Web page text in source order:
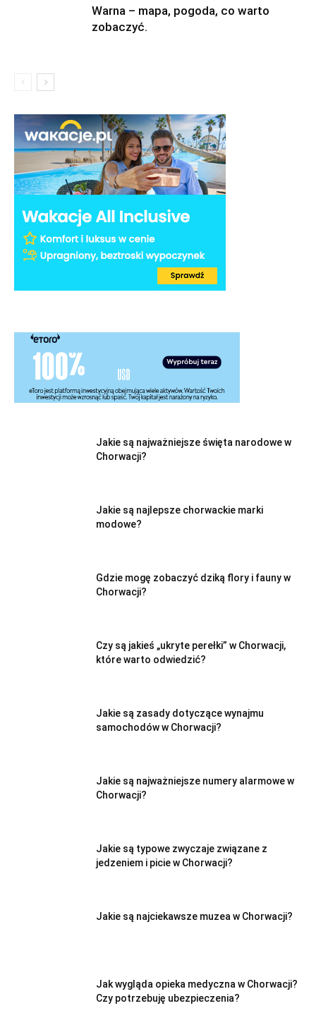
Warna – mapa, pogoda, co warto
zobaczyć.
Jakie są najważniejsze święta narodowe w
Chorwacji?
Jakie są najlepsze chorwackie marki
modowe?
Gdzie mogę zobaczyć dziką flory i fauny w
Chorwacji?
Czy są jakieś „ukryte perełki” w Chorwacji,
które warto odwiedzić?
Jakie są zasady dotyczące wynajmu
samochodów w Chorwacji?
Jakie są najważniejsze numery alarmowe w
Chorwacji?
Jakie są typowe zwyczaje związane z
jedzeniem i picie w Chorwacji?
Jakie są najciekawsze muzea w Chorwacji?
Jak wygląda opieka medyczna w Chorwacji?
Czy potrzebuję ubezpieczenia?